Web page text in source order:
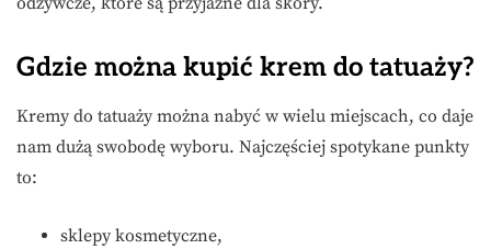
Gdzie można kupić krem do tatuaży?
Kremy do tatuaży można nabyć w wielu miejscach, co daje
nam dużą swobodę wyboru. Najczęściej spotykane punkty
to:
sklepy kosmetyczne,